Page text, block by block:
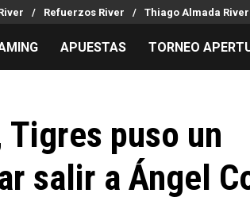
Refuerzos River Thiago Almada River
de Pases
tácticos
Quintero
Coudet
Entradas
Hinchas
Los goles de River
APUESTAS TORNEO
puso un
salir a Ángel